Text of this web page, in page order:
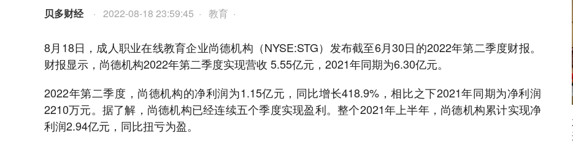
贝多财经· 2022-08-18 23:59:45 · 教育 ·
8月18日，成人职业在线教育企业尚德机构（NYSE:STG）发布截至6月30日的2022年第二季度财报。
财报显示，尚德机构2022年第二季度实现营收 5.55亿元，2021年同期为6.30亿元。
2022年第二季度，尚德机构的净利润为1.15亿元，同比增长418.9%，相比之下2021年同期为净利润
2210万元。据了解，尚德机构已经连续五个季度实现盈利。整个2021年上半年，尚德机构累计实现净
利润2.94亿元，同比扭亏为盈。